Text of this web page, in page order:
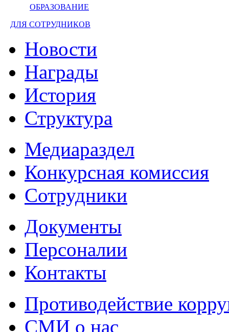
ОБРАЗОВАНИЕ
ДЛЯ СОТРУДНИКОВ
Новости
Награды
История
Структура
Медиараздел
Конкурсная комиссия
Сотрудники
Документы
Персоналии
Контакты
Противодействие
СМИ о нас